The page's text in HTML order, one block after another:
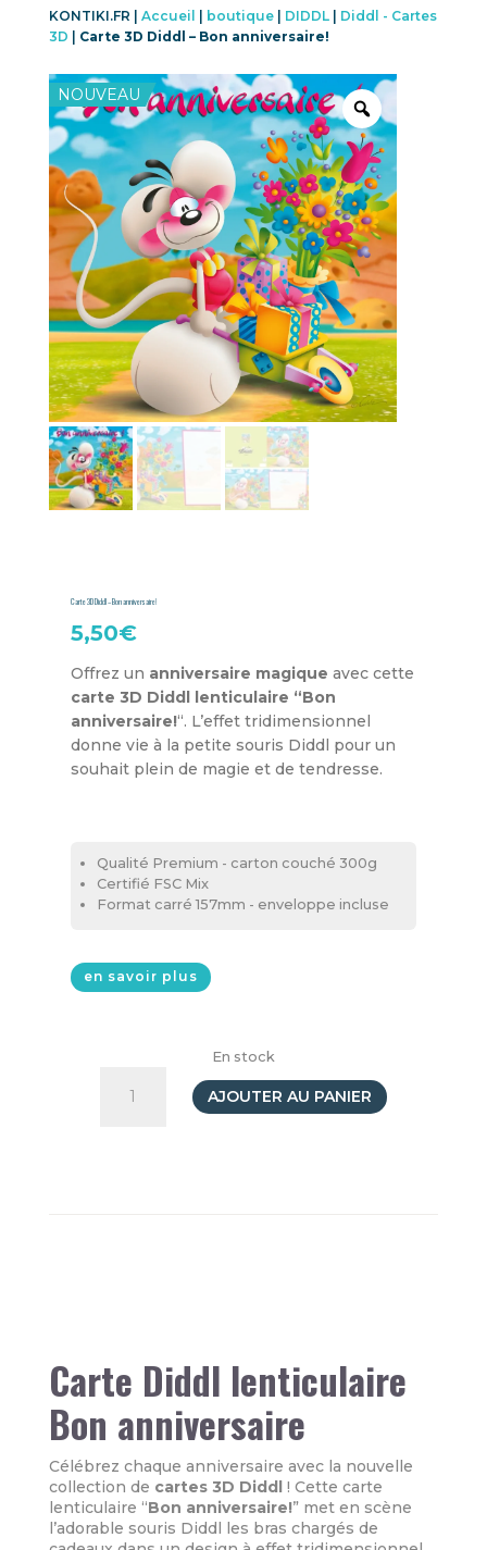
KONTIKI.FR | Accueil boutique| DIDDL| Diddl - Cartes
3D
Carte 3D Diddl – Bon anniversaire!
NOUVEAU
Carte 3D Diddl – Bon anniversaire!
5,50€
Offrez un anniversaire magique avec cette
carte 3D Diddl lenticulaire “Bon
anniversaire!“. L’effet tridimensionnel
donne vie à la petite souris Diddl pour un
souhait plein de magie et de tendresse.
Qualité Premium - carton couché 300g
Certifié FSC Mix
Format carré 157mm - enveloppe incluse
en savoir plus
En stock
AJOUTER AU PANIER
Carte Diddl lenticulaire
Bon anniversaire
Célébrez chaque anniversaire avec la nouvelle
collection de cartes 3D Diddl! Cette carte
lenticulaire “Bon anniversaire!” met en scène
l’adorable souris Diddl les bras chargés de